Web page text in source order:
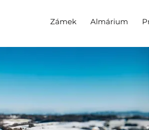
Zámek Almárium